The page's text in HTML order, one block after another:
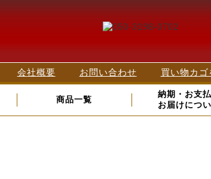
会社概要 お問い合わせ 買い物カゴ
商品一覧
納期・お支
お届けにつ